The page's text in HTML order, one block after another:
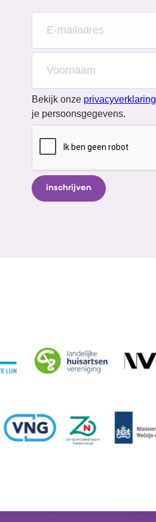
Bekijk onze privacyverklaring
je persoonsgegevens.